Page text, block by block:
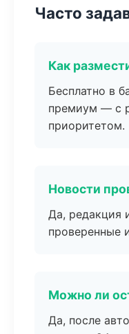
Часто
Как
Бесплатно в
премиум — с
приоритетом.
Новости
Да, редакция
проверенные
Можно ли
Да, после